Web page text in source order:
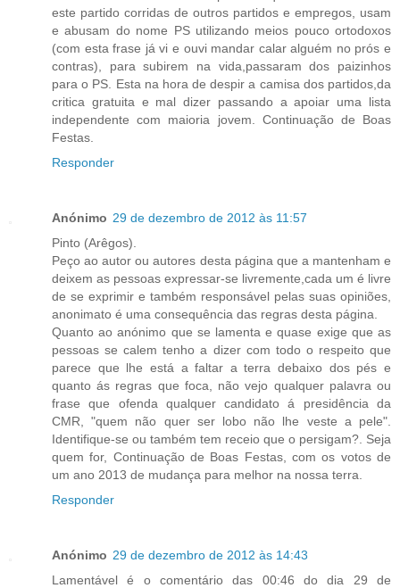
este partido corridas de outros partidos e empregos, usam
e abusam do nome PS utilizando meios pouco ortodoxos
(com esta frase já vi e ouvi mandar calar alguém no prós e
contras), para subirem na vida,passaram dos paizinhos
para o PS. Esta na hora de despir a camisa dos partidos,da
critica gratuita e mal dizer passando a apoiar uma lista
independente com maioria jovem. Continuação de Boas
Festas.
Responder
Anónimo 29 de dezembro de 2012 às 11:57
Pinto (Arêgos).
Peço ao autor ou autores desta página que a mantenham e
deixem as pessoas expressar-se livremente,cada um é livre
de se exprimir e também responsável pelas suas opiniões,
anonimato é uma consequência das regras desta página.
Quanto ao anónimo que se lamenta e quase exige que as
pessoas se calem tenho a dizer com todo o respeito que
parece que lhe está a faltar a terra debaixo dos pés e
quanto ás regras que foca, não vejo qualquer palavra ou
frase que ofenda qualquer candidato á presidência da
CMR, "quem não quer ser lobo não lhe veste a pele".
Identifique-se ou também tem receio que o persigam?. Seja
quem for, Continuação de Boas Festas, com os votos de
um ano 2013 de mudança para melhor na nossa terra.
Responder
Anónimo 29 de dezembro de 2012 às 14:43
Lamentável é o comentário das 00:46 do dia 29 de